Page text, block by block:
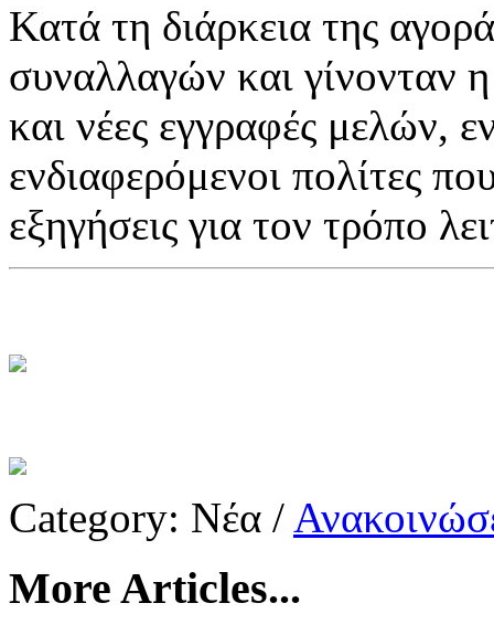
Κατά τη διάρκεια της
συναλλαγών και γίνονταν
και νέες εγγραφές μελών,
ενδιαφερόμενοι πολίτες
εξηγήσεις για τον τρόπο
Category: Νέα /
More Articles...